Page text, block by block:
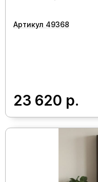
Артикул 49368
23 620 р.